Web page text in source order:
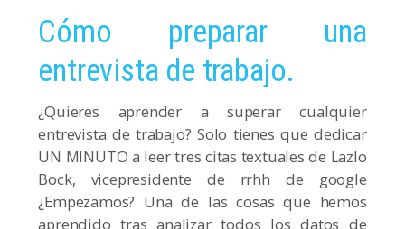
Cómo preparar una
entrevista de trabajo.
¿Quieres aprender a superar cualquier
entrevista de trabajo? Solo tienes que dedicar
UN MINUTO a leer tres citas textuales de Lazlo
Bock, vicepresidente de rrhh de google
¿Empezamos? Una de las cosas que hemos
aprendido tras analizar todos los datos de